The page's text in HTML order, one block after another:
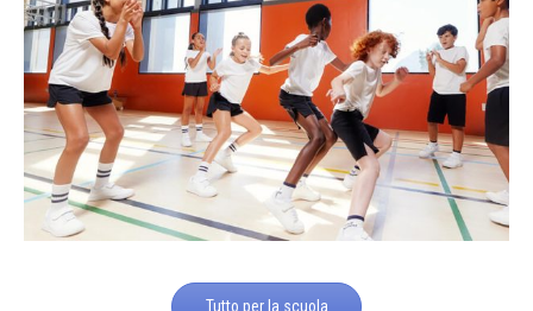
Tutto per la scuola